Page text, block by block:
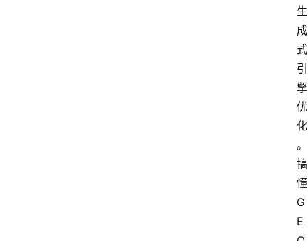
生
成
式
引
擎
优
化
。
搞
懂
G
E